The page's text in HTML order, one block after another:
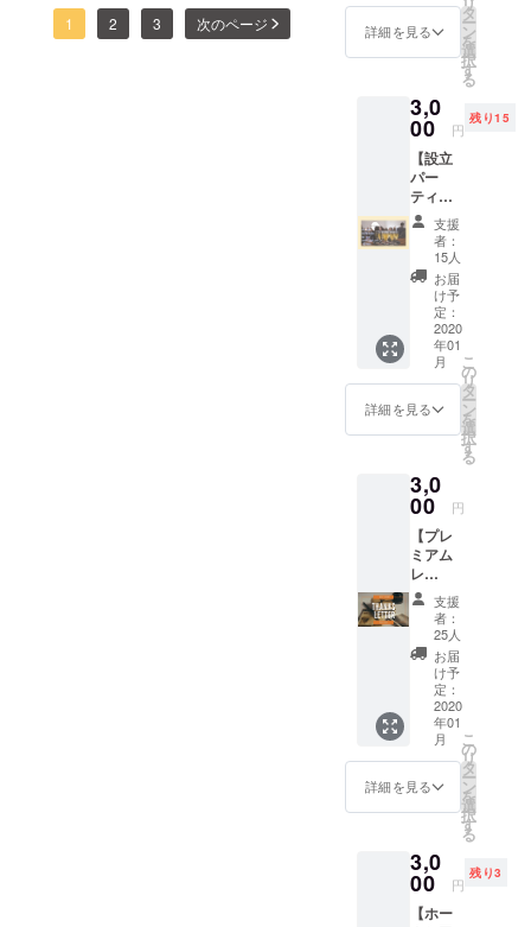
願いします！！HIKO
がいるんじゃないかと思い
プンします！12月末に鍵を
1 2 3 次のページ
でほし
いとい
欄にご
記入く
ださ
い。
本的に
毎月あ
の毎週
のパー
ティー
、ゲス
トを呼
んだイ
ベン
ト、野
外での
大人数
のイベ
ントな
どを開
催しま
す。 ※
招待券1
枚につ
させて
いただ
きま
す。 ※
交通費
は自己
負担で
お願い
しま
す。 ※
備考欄
に必ず
お名前
を記入
してく
い。
あなた
の人生
設計を
お手伝
す！ →
留学や
進路な
どでメ
ンバー
に相談
してみ
たい学
生向け
です！
個性豊
かな
シェア
ハウス
メン
バーに
最大2時
談可能
なメン
バーの
例！
例）
HIKOH
OUSE
発起
人、ア
メリカ
留学経
験者、
カンボ
ジア学
校建設
プロ
ジェク
日程は
後日相
談で
す。 ※
詳細を見る
タ
ー
ン
を
選
択
す
る
3,0
00 円
残り15
【設立
パー
ティー
招待
券】 ・
Openin
g
Party(1/
2/15)へ
の1回分
招待券
・シェ
アハウ
ス記念
ボード
→シェ
アハウ
スの
オープ
ンをみ
んなわ
いわい
した
い！と
いう方
向けで
す！
Openin
g Party
は、立
ち上げ
メン
力して
くれた
みんな
はもち
支援
者：
15人
お届
け予
定：
2020
年01
月
詳細を見る
こ
の
リ
タ
ー
ン
を
選
択
す
る
3,0
00 円
【プレ
ミアム
レ
ター】
・プレ
ミアム
レター
を書か
せて頂
きま
す。 ・
シェア
ハウス
記念
ボード
のプレ
段に記
名させ
て頂き
ます。
支援
者：
25人
お届
け予
定：
2020
年01
月
詳細を見る
こ
の
リ
タ
ー
ン
を
選
択
す
る
3,0
00 円
残り3
【ホー